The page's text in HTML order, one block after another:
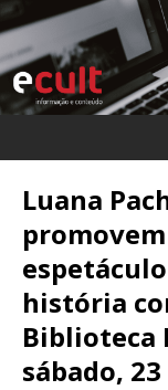
Luana
história
Biblioteca
sábado,